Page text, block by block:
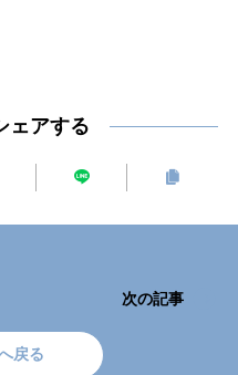
ェアする
戻る
次の記事